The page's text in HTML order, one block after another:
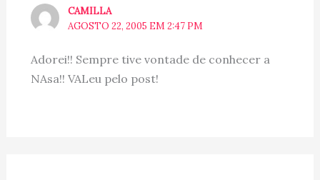
CAMILLA
AGOSTO 22, 2005 EM 2:47 PM
Adorei!! Sempre tive vontade de conhecer a
NAsa!! VALeu pelo post!